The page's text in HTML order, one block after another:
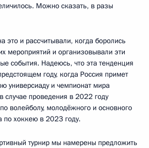
Можно сказать, в разы
это и рассчитывали, когда боролись
мероприятий и организовывали эти
события. Надеюсь, что эта тенденция
году, когда Россия примет
универсиаду и чемпионат мира
случае проведения в 2022 году
волейболу, молодёжного и основного
по хоккею в 2023 году.
турнир мы намерены предложить